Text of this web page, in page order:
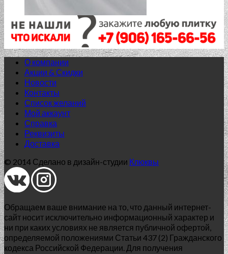
Нет в наличии
AGAT
AGAT BLUE 42.0*42.0
1 346.00₽
Добавить в список желаний
О компании
Акции & Скидки
Новости
Контакты
Список желаний
Мой аккаунт
Справка
Реквизиты
Доставка
© 2014 Сделано в дизайн-студии Клюквы
Обращаем ваше внимание на то, что данный интернет-
сайт носит исключительно информационный характер и
ни при каких условиях не является публичной офертой,
определяемой положениями Статьи 437 (2) Гражданского
кодекса Российской Федерации. Для получения